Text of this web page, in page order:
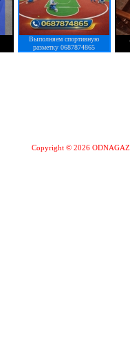
Выполняем спортивную
разметку 0687874865
Copyright © 2026